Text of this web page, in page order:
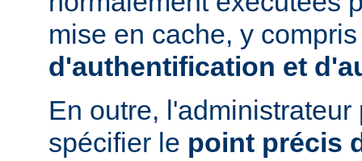
mise en cache, y
d'authentification et
En outre,
spécifier le point précis